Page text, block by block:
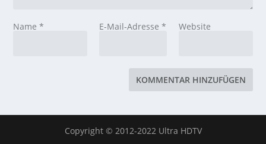
Name* E-Mail-Adresse * Website
Copyright © 2012-2022 Ultra HDTV